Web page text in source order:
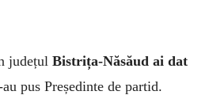
județul Bistrița-Năsăud ai dat
pus Președinte de partid.